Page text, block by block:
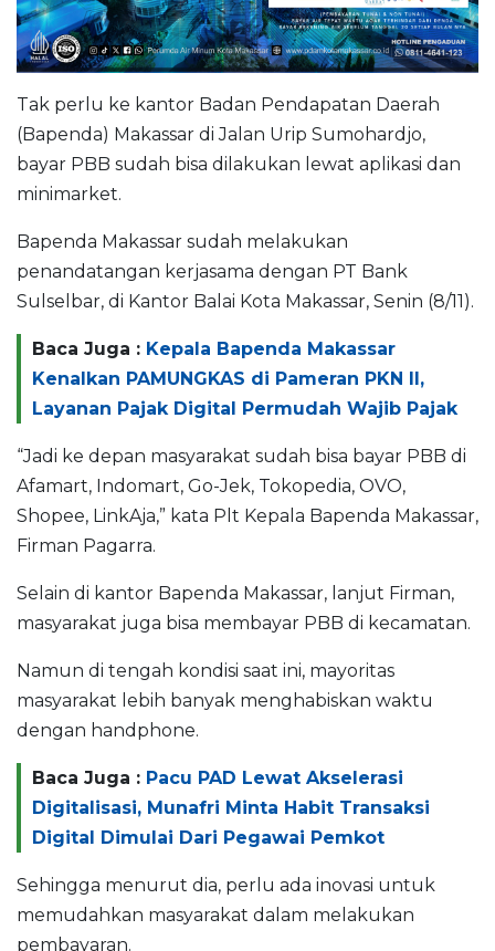
Tak perlu ke kantor Badan Pendapatan Daerah
(Bapenda) Makassar di Jalan Urip Sumohardjo,
bayar PBB sudah bisa dilakukan lewat aplikasi dan
minimarket.
Bapenda Makassar sudah melakukan
penandatangan kerjasama dengan PT Bank
Sulselbar, di Kantor Balai Kota Makassar, Senin (8/11).
Baca Juga : Kepala Bapenda Makassar
Kenalkan PAMUNGKAS di Pameran PKN II,
Layanan Pajak Digital Permudah Wajib Pajak
“Jadi ke depan masyarakat sudah bisa bayar PBB di
Afamart, Indomart, Go-Jek, Tokopedia, OVO,
Shopee, LinkAja,” kata Plt Kepala Bapenda Makassar,
Firman Pagarra.
Selain di kantor Bapenda Makassar, lanjut Firman,
masyarakat juga bisa membayar PBB di kecamatan.
Namun di tengah kondisi saat ini, mayoritas
masyarakat lebih banyak menghabiskan waktu
dengan handphone.
Baca Juga : Pacu PAD Lewat Akselerasi
Digitalisasi, Munafri Minta Habit Transaksi
Digital Dimulai Dari Pegawai Pemkot
Sehingga menurut dia, perlu ada inovasi untuk
memudahkan masyarakat dalam melakukan
pembayaran.